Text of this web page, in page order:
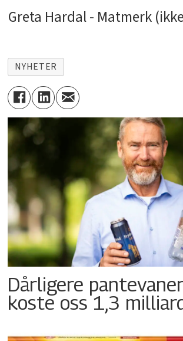
Greta Hardal - Matmerk
NYHETER
Dårligere
koste oss 1,3